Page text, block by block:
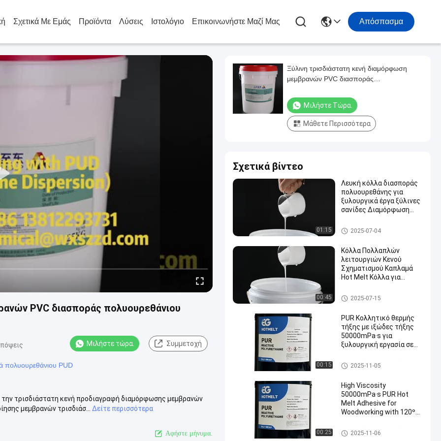
Σχετικά Με Εμάς Προϊόντα Λύσεις Ιστολόγιο Επικοινωνήστε Μαζί Μας Απόσπασμα
PVC διασποράς πολυουρεθάνιου
Μιλήστε τώρα. Συμμετοχή
πολυουρεθάνιου PUD
τρισδιάστατη κενή προδιαγραφή διαμόρφωσης μεμβρανών
μεμβρανών τρισδιάσ...
Δείτε περισσότερα
Αφήστε μήνυμα.
Ξύλινη τρισδιάστατη κενή διαμόρφωση
μεμβρανών PVC διασποράς
νερό PUD
Μιλήστε Τώρα.
Μάθετε Περισσότερα
Σχετικά βίντεο
01:15
Λευκή κόλλα διασποράς
πολυουρεθάνης για
ξυλουργικά έργα ξύλινες
σανίδες Διαμόρφωση
Διασπορά πολυουρεθάνιου P
UD
2025-07-04
00:45
Κόλλα Πολλαπλών
λειτουργιών Κενού
Σχηματισμού Καπλαμά
Hot Melt Κόλλα για
Διασπορά πολυουρεθάνιου P
UD
2025-07-15
00:15
PUR Κολλητικό θερμής
τήξης με ιξώδες τήξης
50000mPa·s για
ξυλουργική εργασία σε
λειτουργίας 120oC-
140oC και σημείο
Καυτή κόλλα λειωμένων μετ
άλλων ξυλουργικής
2025-11-05
00:25
High Viscosity
50000mPa·s PUR Hot
Melt Adhesive for
Woodworking with 120ºC-
Temperature and 78 ± 5
ºC Softening Point
Καυτή κόλλα λειωμένων μετ
άλλων ξυλουργικής
2025-11-06